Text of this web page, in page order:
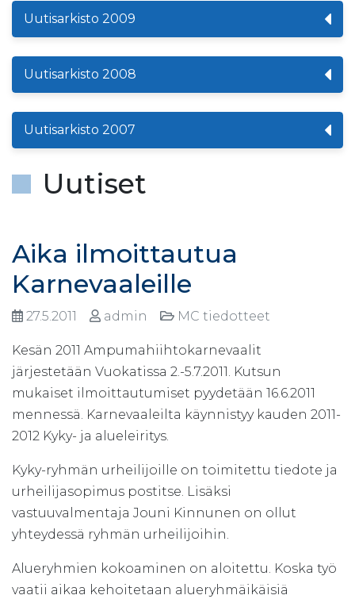
Uutisarkisto 2009
Uutisarkisto 2008
Uutisarkisto 2007
Uutiset
Aika ilmoittautua
Karnevaaleille
27.5.2011 admin MC tiedotteet
Kesän 2011 Ampumahiihtokarnevaalit
järjestetään Vuokatissa 2.-5.7.2011. Kutsun
mukaiset ilmoittautumiset pyydetään 16.6.2011
mennessä. Karnevaaleilta käynnistyy kauden 2011-
2012 Kyky- ja alueleiritys.
Kyky-ryhmän urheilijoille on toimitettu tiedote ja
urheilijasopimus postitse. Lisäksi
vastuuvalmentaja Jouni Kinnunen on ollut
yhteydessä ryhmän urheilijoihin.
Alueryhmien kokoaminen on aloitettu. Koska työ
vaatii aikaa kehoitetaan alueryhmäikäisiä